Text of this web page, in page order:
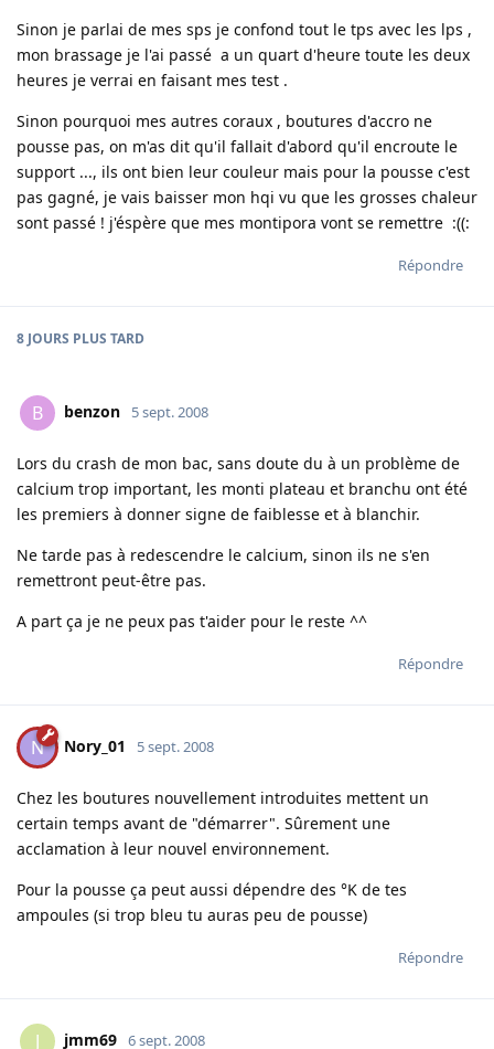
Sinon je parlai de mes sps je confond tout le tps avec les lps ,
mon brassage je l'ai passé a un quart d'heure toute les deux
heures je verrai en faisant mes test .
Sinon pourquoi mes autres coraux , boutures d'accro ne
pousse pas, on m'as dit qu'il fallait d'abord qu'il encroute le
support ..., ils ont bien leur couleur mais pour la pousse c'est
pas gagné, je vais baisser mon hqi vu que les grosses chaleur
sont passé ! j'éspère que mes montipora vont se remettre :((:
Répondre
8 JOURS PLUS TARD
B benzon 5 sept. 2008
Lors du crash de mon bac, sans doute du à un problème de
calcium trop important, les monti plateau et branchu ont été
les premiers à donner signe de faiblesse et à blanchir.
Ne tarde pas à redescendre le calcium, sinon ils ne s'en
remettront peut-être pas.
A part ça je ne peux pas t'aider pour le reste ^^
Répondre
N Nory_01 5 sept. 2008
Chez les boutures nouvellement introduites mettent un
certain temps avant de "démarrer". Sûrement une
acclamation à leur nouvel environnement.
Pour la pousse ça peut aussi dépendre des °K de tes
ampoules (si trop bleu tu auras peu de pousse)
Répondre
J jmm69 6 sept. 2008